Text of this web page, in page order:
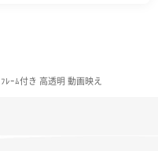
ﾌﾚｰﾑ付き 高透明 動画映え